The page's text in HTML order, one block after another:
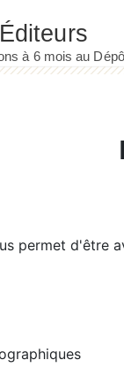
permet d'être